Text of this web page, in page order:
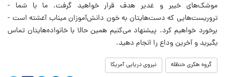
موشک‌های خیبر و غدیر هدف قرار خواهید گرفت. ما با شما -
تروریست‌هایی که دست‌هایتان به خون دانش‌آموزان میناب آغشته است -
برخورد خواهیم کرد. پیشنهاد می‌کنیم همین حالا با خانواده‌هایتان تماس
بگیرید و آخرین وداع را انجام دهید.
گروه هکری حنظله نیروی دریایی آمریکا